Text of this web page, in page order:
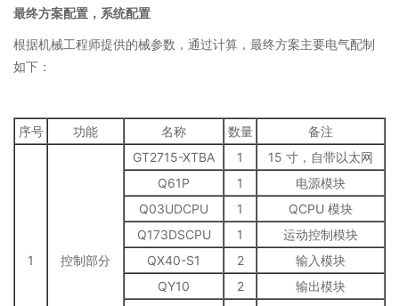
最终方案配置，系统配置
根据机械工程师提供的械参数，通过计算，最终方案主要电气配制
如下：
序号 功能 名称 数量 备注
1 控制部分
GT2715-XTBA 1
15 寸，自带以太网
Q61P
1
电源模块
Q03UDCPU
1
QCPU 模块
Q173DSCPU
1
运动控制模块
QX40-S1
2
输入模块
QY10
2
输出模块